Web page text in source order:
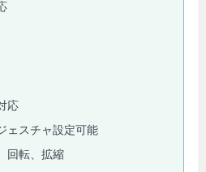
応
ェスチャ設定可能
回転、拡縮